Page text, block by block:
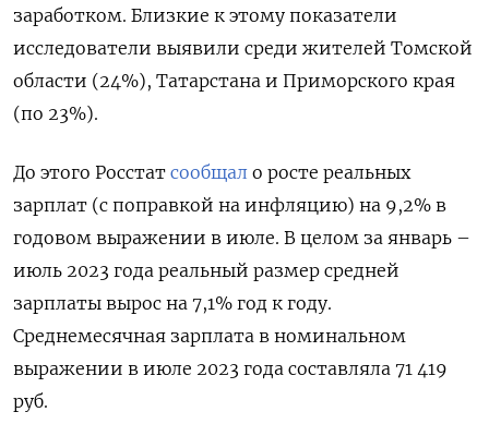
заработком. Близкие к этому показатели
исследователи выявили среди жителей Томской
области (24%), Татарстана и Приморского края
(по 23%).
До этого Росстат сообщал о росте реальных
зарплат (с поправкой на инфляцию) на 9,2% в
годовом выражении в июле. В целом за январь –
июль 2023 года реальный размер средней
зарплаты вырос на 7,1% год к году.
Среднемесячная зарплата в номинальном
выражении в июле 2023 года составляла 71 419
руб.